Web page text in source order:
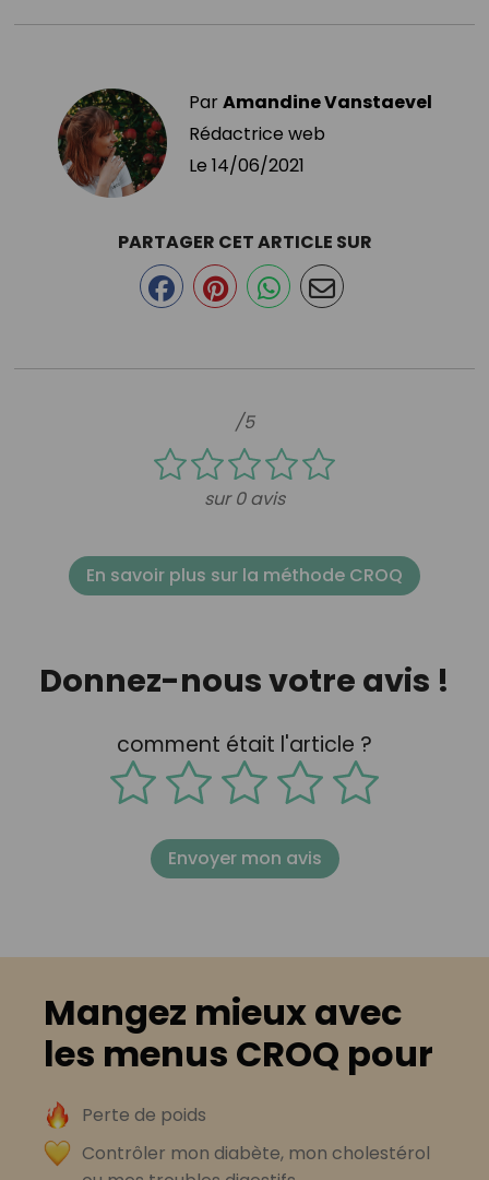
ParAmandine Vanstaevel
Rédactrice web
Le 14/06/2021
/5
sur 0 avis
PARTAGER CET ARTICLE SUR
En savoir plus sur la méthode CROQ
Donnez-nous votre avis !
comment était l'article ?
Envoyer mon avis
Mangez mieux avec
les menus CROQ pour
Perte de poids
Contrôler mon diabète, mon cholestérol